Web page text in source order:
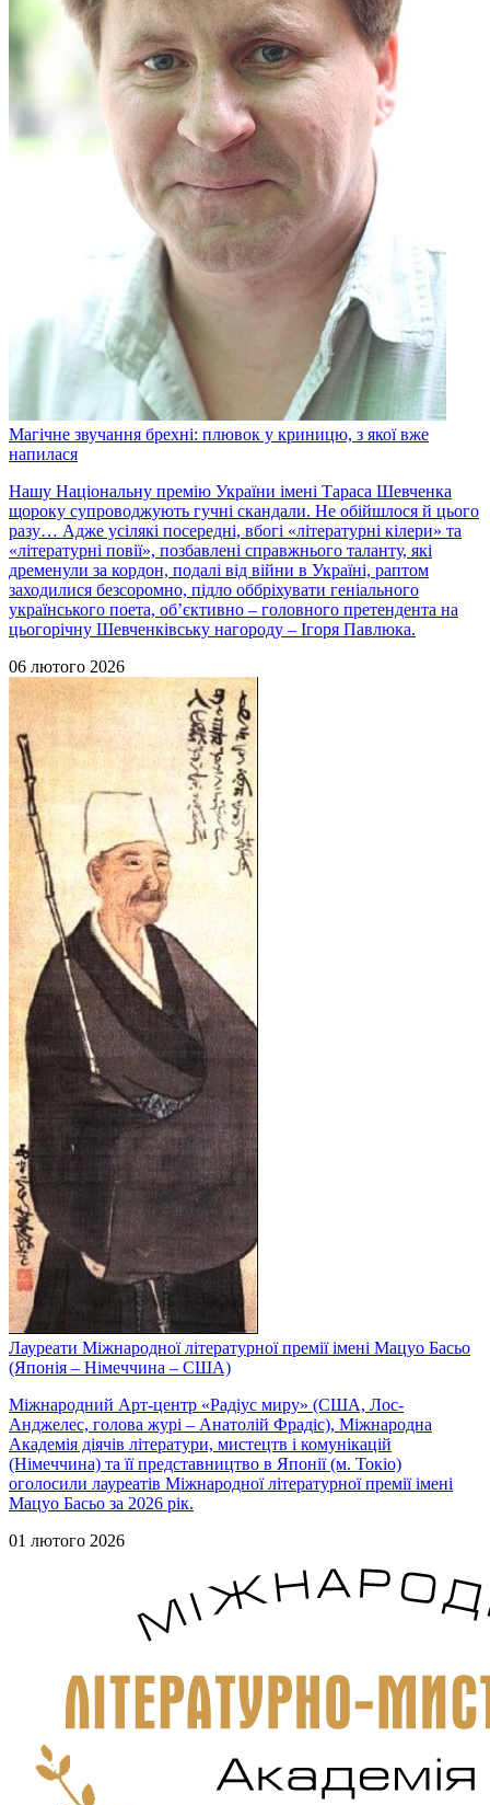
Магічне звучання брехні: плювок у криницю, з якої вже
напилася
Нашу Національну премію України імені Тараса Шевченка
щороку супроводжують гучні скандали. Не обійшлося й цього
разу… Адже усілякі посередні, вбогі «літературні кілери» та
«літературні повії», позбавлені справжнього таланту, які
дременули за кордон, подалі від війни в Україні, раптом
заходилися безсоромно, підло оббріхувати геніального
українського поета, об’єктивно – головного претендента на
цьогорічну Шевченківську нагороду – Ігоря Павлюка.
06 лютого 2026
Лауреати Міжнародної літературної премії імені Мацуо Басьо
(Японія – Німеччина – США)
Міжнародний Арт-центр «Радіус миру» (США, Лос-
Анджелес, голова журі – Анатолій Фрадіс), Міжнародна
Академія діячів літератури, мистецтв і комунікацій
(Німеччина) та її представництво в Японії (м. Токіо)
оголосили лауреатів Міжнародної літературної премії імені
Мацуо Басьо за 2026 рік.
01 лютого 2026